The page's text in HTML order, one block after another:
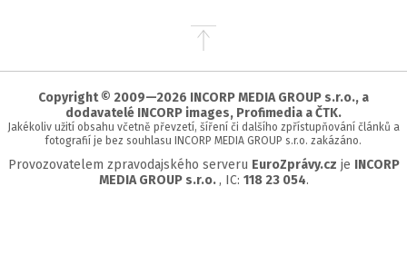
Přejít
stránky
Copyright © 2009—2026 INCORP MEDIA GROUP s.r.o., a
dodavatelé INCORP images, Profimedia a ČTK.
Jakékoliv užití obsahu včetně převzetí, šíření či dalšího zpřístupňování článků a
fotografií je bez souhlasu INCORP MEDIA GROUP s.r.o. zakázáno.
Provozovatelem zpravodajského serveru EuroZprávy.cz je INCORP
MEDIA GROUP s.r.o. , IC: 118 23 054.